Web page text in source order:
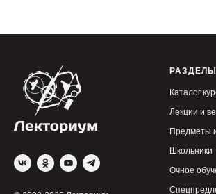
РАЗДЕЛЫ
Каталог
Лекции и
Предметы
Школьники
Очное